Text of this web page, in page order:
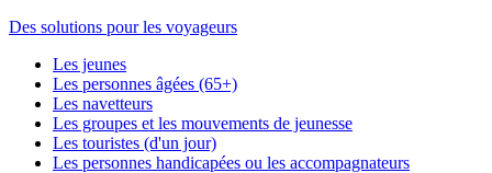
Des solutions pour les voyageurs
Les jeunes
Les personnes âgées (65+)
Les navetteurs
Les groupes et les mouvements de jeunesse
Les touristes (d'un jour)
Les personnes handicapées ou les accompagnateurs